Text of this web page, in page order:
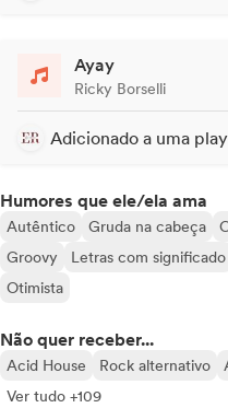
Ayay
Ricky Borselli
Adicionado a uma
Humores que ele/ela ama
Autêntico Gruda na cabeça
Groovy
Letras com significado
Otimista
Não quer receber...
Acid House Rock alternativo
Ver tudo +109